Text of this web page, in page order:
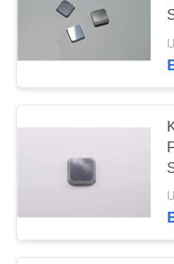
TURU
KATALOGLAR
BIZIMLE
İLETIŞIM
HABERLER
CNC